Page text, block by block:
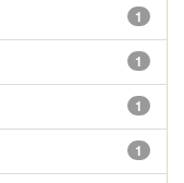
1
1
1
1